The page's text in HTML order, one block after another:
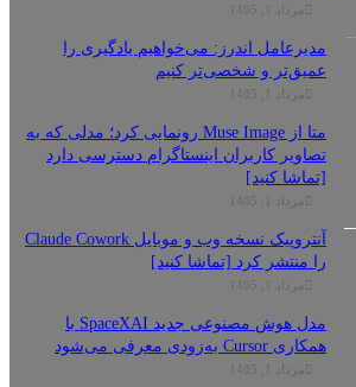
مرداد 1, 1405
مدیرعامل اندرز: می‌خواهیم یادگیری را
عمیق‌تر و شخصی‌تر کنیم
مرداد 1, 1405
متا از Muse Image رونمایی کرد؛ مدلی که به
تصاویر کاربران اینستاگرام دسترسی دارد
[تماشا کنید]
مرداد 1, 1405
آنتروپیک نسخه وب و موبایل Claude Cowork
را منتشر کرد [تماشا کنید]
مرداد 1, 1405
مدل هوش مصنوعی جدید SpaceXAI با
همکاری Cursor به‌زودی معرفی می‌شود
مرداد 1, 1405